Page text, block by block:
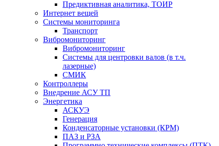
Предиктивная аналитика, ТОИР
Интернет вещей
Системы мониторинга
Транспорт
Вибромониторинг
Вибромониторинг
Системы для центровки валов (в т.ч.
лазерные)
СМИК
Контроллеры
Внедрение АСУ ТП
Энергетика
АСКУЭ
Генерация
Конденсаторные установки (КРМ)
ПАЗ и РЗА